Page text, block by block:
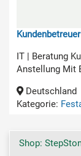
IT | Beratung
Anstellung Mit
Deutschland
Kategorie:
Shop: